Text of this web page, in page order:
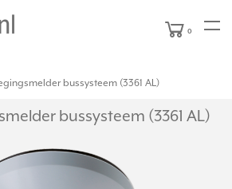
0
bussysteem (3361 AL)
bussysteem (3361 AL)